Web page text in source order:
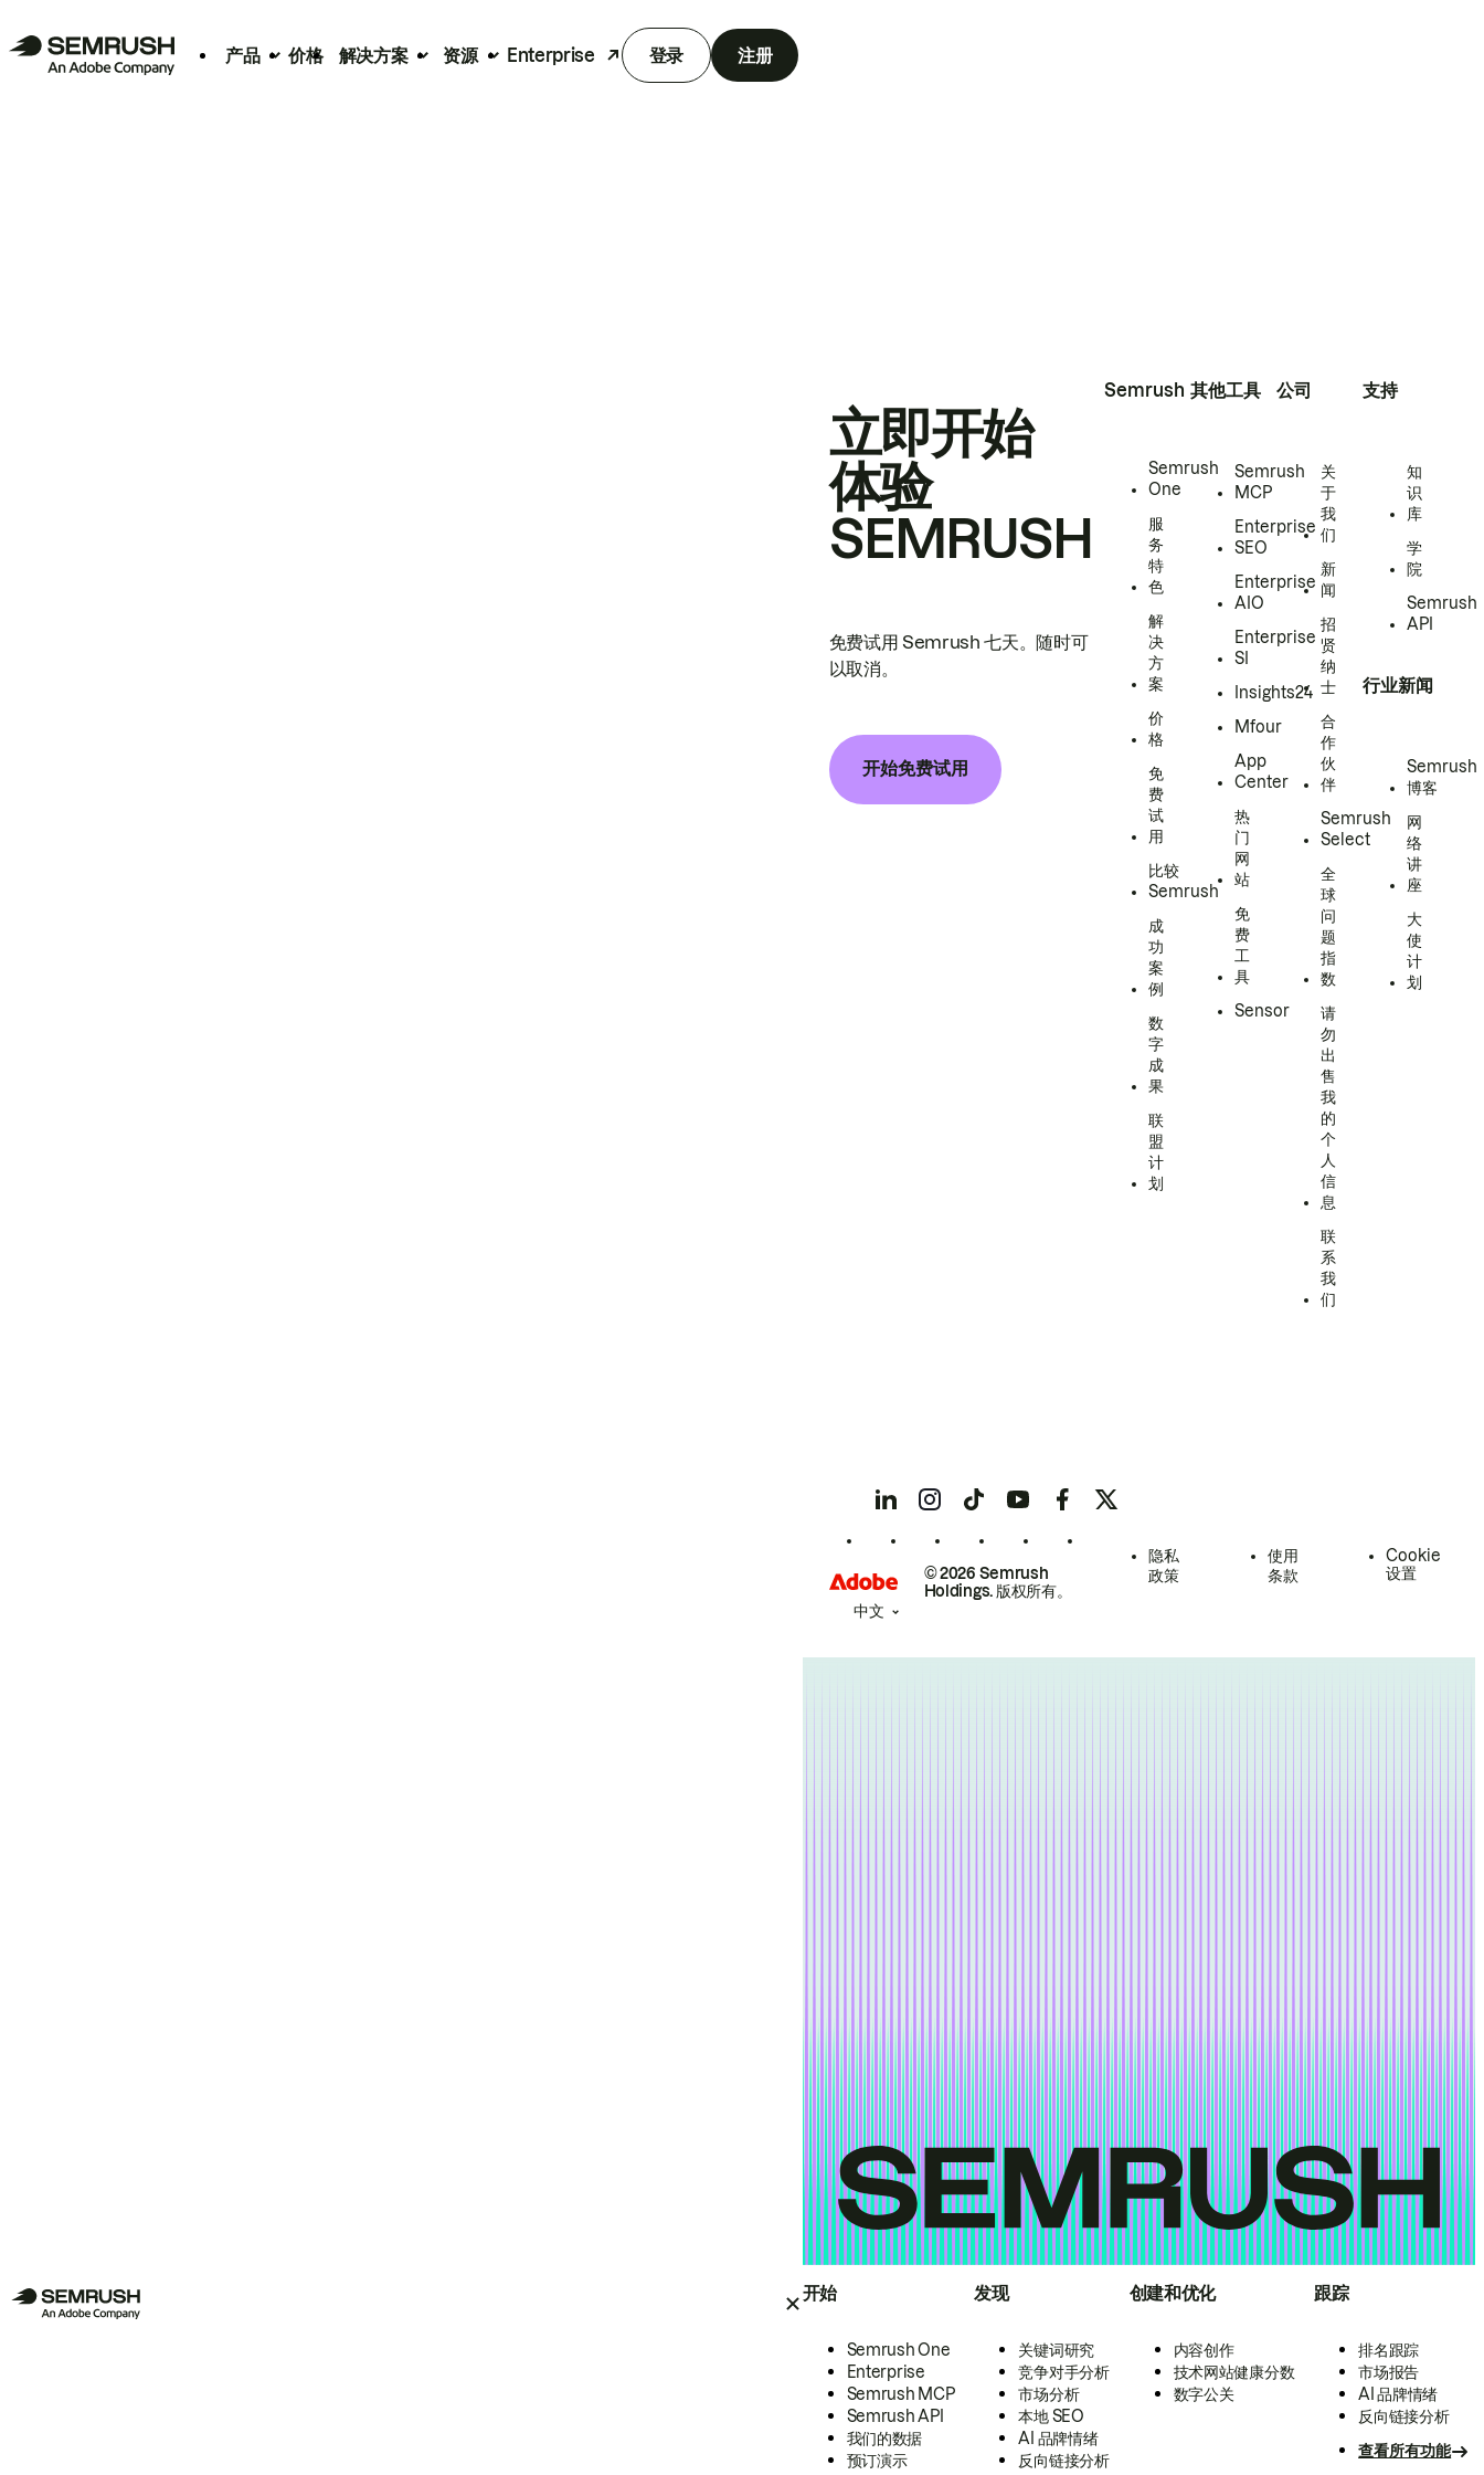
产品 价格 解决方案 资源 Enterprise 登录 注册
开始
Semrush One
Enterprise
Semrush MCP
Semrush API
我们的数据
预订演示
发现
关键词研究
竞争对手分析
市场分析
本地 SEO
AI 品牌情绪
反向链接分析
创建和优化
内容创作
技术网站健康分数
数字公关
跟踪
排名跟踪
市场报告
AI 品牌情绪
反向链接分析
查看所有功能
立即开始
体验
SEMRUSH
免费试用 Semrush 七天。随时可
以取消。
开始免费试用
Semrush
Semrush
One
服
务
特
色
解
决
方
案
价
格
免
费
试
用
比较
Semrush
成
功
案
例
数
字
成
果
联
盟
计
划
其他工具
Semrush
MCP
Enterprise
SEO
Enterprise
AIO
Enterprise
SI
Insights24
Mfour
App
Center
热
门
网
站
免
费
工
具
Sensor
公司
关
于
我
们
新
闻
招
贤
纳
士
合
作
伙
伴
Semrush
Select
全
球
问
题
指
数
请
勿
出
售
我
的
个
人
信
息
联
系
我
们
支持
知
识
库
学
院
Semrush
API
行业新闻
Semrush
博客
网
络
讲
座
大
使
计
划
© 2026 Semrush
Holdings. 版权所有。
隐私
政策
使用
条款
Cookie
设置
中文